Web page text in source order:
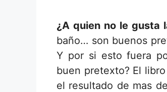
¿A quien no le gusta
baño… son buenos
Y por si esto fuera
buen pretexto? El
el resultado de mas